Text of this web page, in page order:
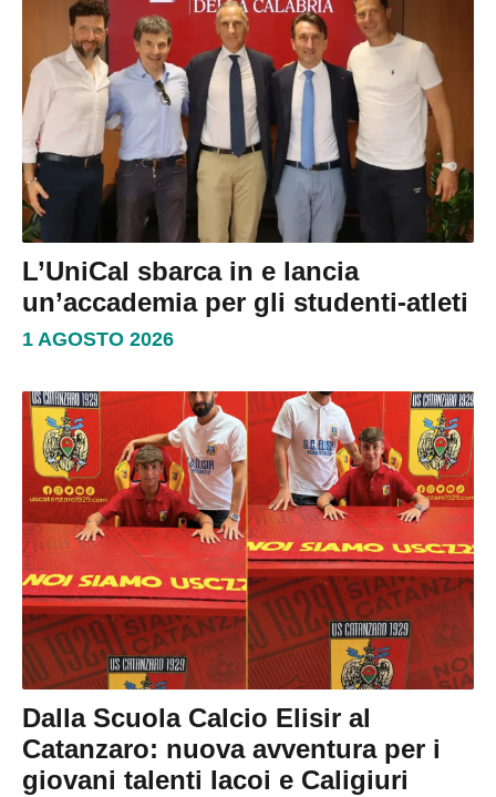
L’UniCal sbarca in e lancia
un’accademia per gli studenti-atleti
1 AGOSTO 2026
Dalla Scuola Calcio Elisir al
Catanzaro: nuova avventura per i
giovani talenti Iacoi e Caligiuri